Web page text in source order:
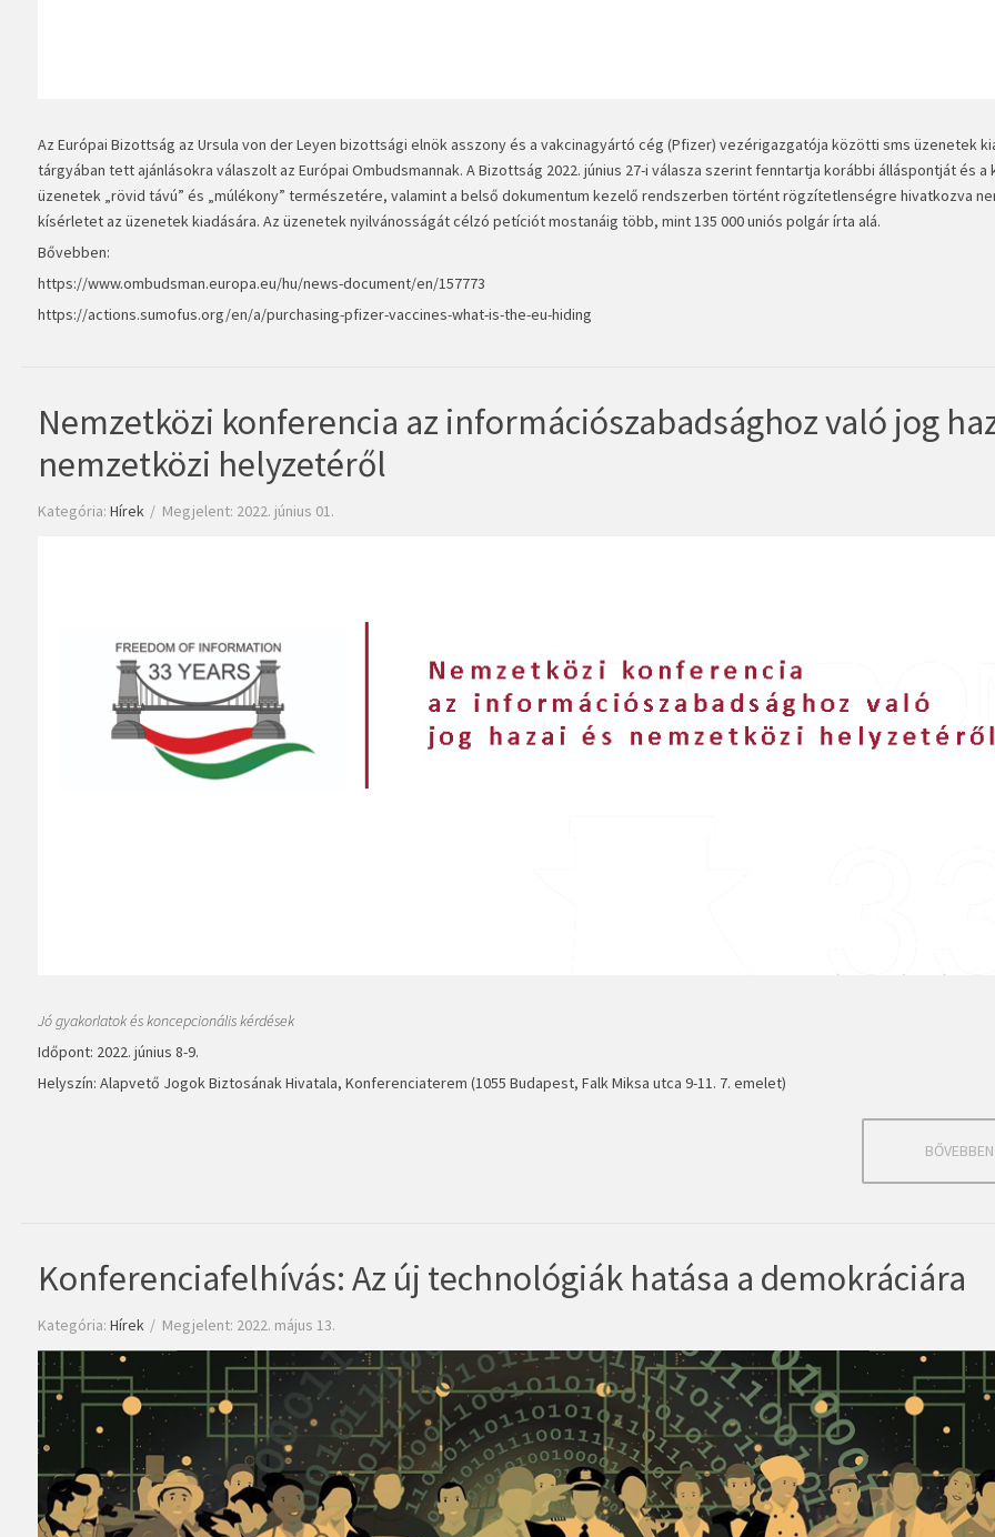
Az Európai Bizottság az Ursula von der Leyen bizottsági elnök asszony és a vakcinagyártó cég (Pfizer) vezérigazgatója közötti sms üzenetek
tárgyában tett ajánlásokra válaszolt az Európai Ombudsmannak. A Bizottság 2022. június 27-i válasza szerint fenntartja korábbi álláspontját és a
üzenetek „rövid távú” és „múlékony” természetére, valamint a belső dokumentum kezelő rendszerben történt rögzítetlenségre hivatkozva
kísérletet az üzenetek kiadására. Az üzenetek nyilvánosságát célzó petíciót mostanáig több, mint 135 000 uniós polgár írta alá.
Bővebben:
https://www.ombudsman.europa.eu/hu/news-document/en/157773
https://actions.sumofus.org/en/a/purchasing-pfizer-vaccines-what-is-the-eu-hiding
Nemzetközi konferencia az információszabadsághoz való jog
nemzetközi helyzetéről
Kategória: Hírek Megjelent: 2022. június 01.
Jó gyakorlatok és koncepcionális kérdések
Időpont: 2022. június 8-9.
Helyszín: Alapvető Jogok Biztosának Hivatala, Konferenciaterem (1055 Budapest, Falk Miksa utca 9-11. 7. emelet)
Konferenciafelhívás: Az új technológiák hatása a demokráciára
Kategória: Hírek Megjelent: 2022. május 13.